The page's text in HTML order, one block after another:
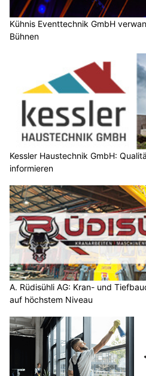
Kühnis Eventtechnik GmbH
Bühnen
Kessler Haustechnik GmbH:
informieren
A. Rüdisühli AG: Kran- und
auf höchstem Niveau